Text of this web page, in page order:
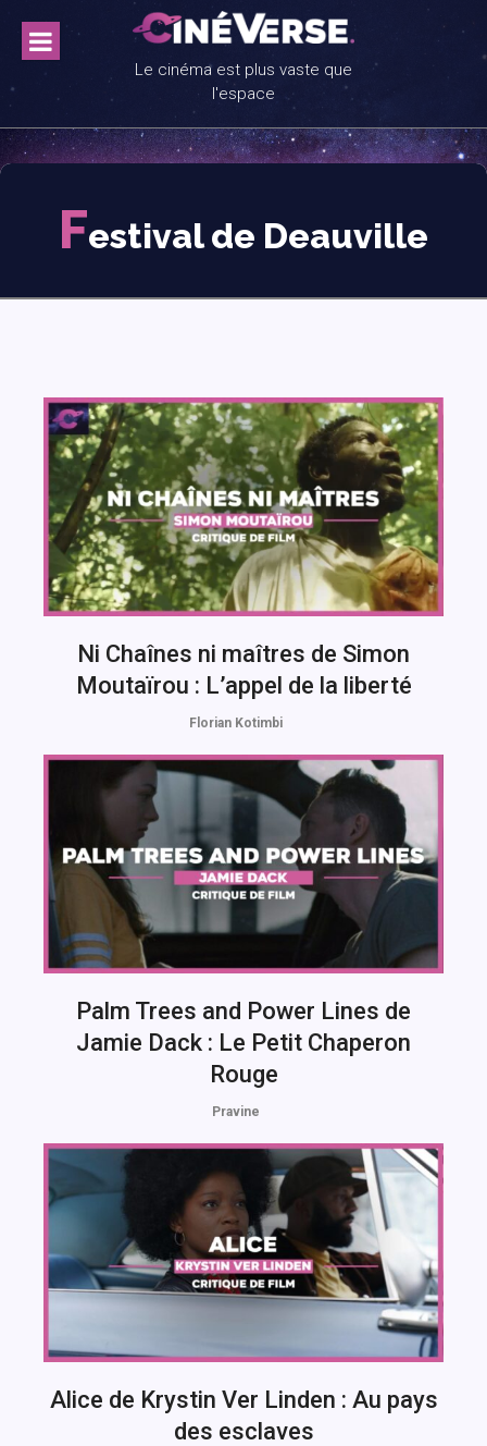
content
Le cinéma est plus vaste que
l'espace
Festival de Deauville
Ni Chaînes ni maîtres de Simon
Moutaïrou : L’appel de la liberté
Florian Kotimbi
Palm Trees and Power Lines de
Jamie Dack : Le Petit Chaperon
Rouge
Pravine
Alice de Krystin Ver Linden : Au pays
des esclaves